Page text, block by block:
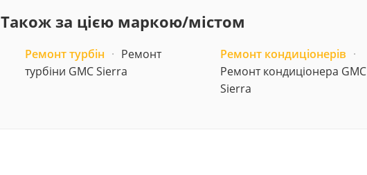
Також за цією маркою/містом
Ремонт турбін · Ремонт
турбіни GMC Sierra
Ремонт кондиціонерів ·
Ремонт кондиціонера GMC
Sierra